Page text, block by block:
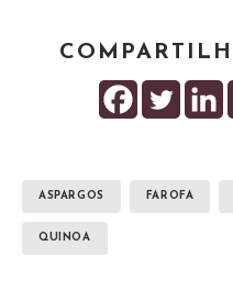
ASPARGOS FAROFA
QUINOA